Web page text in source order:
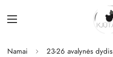
Namai 23-26 avalynės dydis